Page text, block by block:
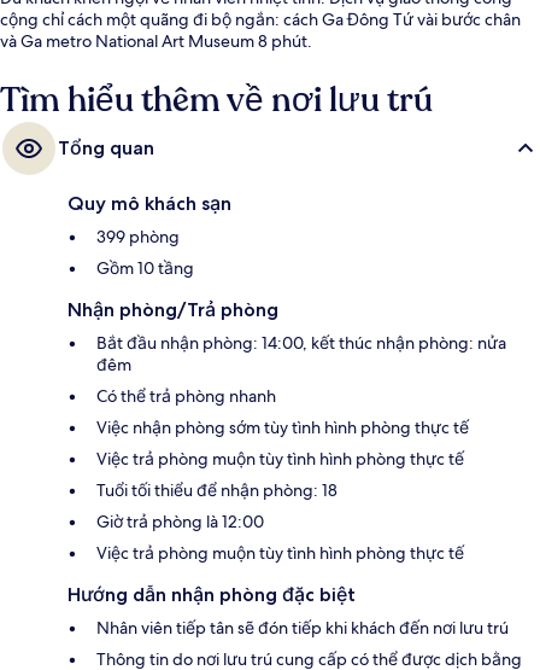
cộng chỉ cách một quãng đi bộ ngắn: cách Ga Đông Tứ vài bước chân
và Ga metro National Art Museum 8 phút.
Tìm hiểu thêm về nơi lưu trú
Tổng quan
Quy mô khách sạn
399 phòng
Gồm 10 tầng
Nhận phòng/Trả phòng
Bắt đầu nhận phòng: 14:00, kết thúc nhận phòng: nửa
đêm
Có thể trả phòng nhanh
Việc nhận phòng sớm tùy tình hình phòng thực tế
Việc trả phòng muộn tùy tình hình phòng thực tế
Tuổi tối thiểu để nhận phòng: 18
Giờ trả phòng là 12:00
Việc trả phòng muộn tùy tình hình phòng thực tế
Hướng dẫn nhận phòng đặc biệt
Nhân viên tiếp tân sẽ đón tiếp khi khách đến nơi lưu trú
Thông tin do nơi lưu trú cung cấp có thể được dịch bằng